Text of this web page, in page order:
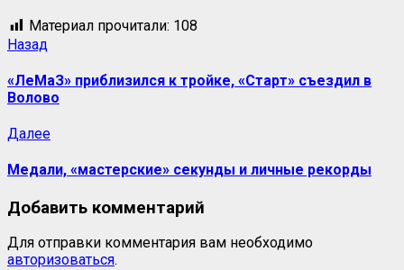
Материал прочитали: 108
Навигация
записи
Назад
«ЛеМаЗ» приблизился к тройке, «Старт» съездил в
Волово
ДалееСледующая
Медали, «мастерские» секунды и личные рекорды
Добавить комментарий
Для отправки комментария вам необходимо
авторизоваться.